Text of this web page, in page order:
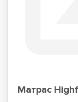
Матрас